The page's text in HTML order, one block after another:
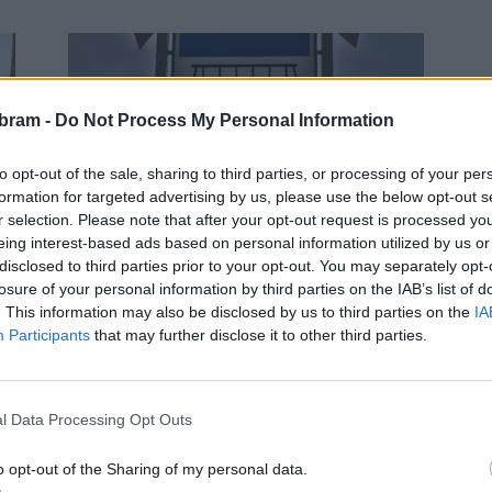
- Do Not Process My Personal Information
opt-out of the sale, sharing to third parties, or processing of your
for targeted advertising by us, please use the below opt-out
selection. Please note that after your opt-out request is processed
interest-based ads based on personal information utilized by us
to third parties prior to your opt-out. You may separately
of your personal information by third parties on the IAB’s list of
This information may also be disclosed by us to third parties on the
Participants that may further disclose it to other third parties.
Data Processing Opt Outs
opt-out of the Sharing of my personal data.
0
O čem se mluví
Stalingrad a další zastávky MHD
změní názvy, Svazácká ulice ale
v Příbrami zůstane
Radek Ctibor - 8. 11. 2023 0
další zastávky. Vše...